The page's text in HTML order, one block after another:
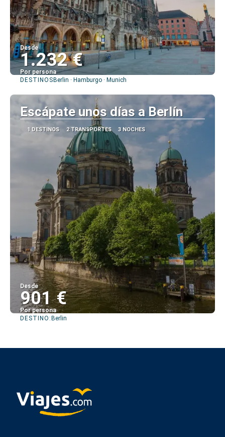
Desde
1.232 €
Por persona
DESTINOS Berlin · Hamburgo · Munich
Escápate unos días a Berlín
1 DESTINOS 2 TRANSPORTES 3 NOCHES
Desde
901 €
Por persona
DESTINO: Berlin